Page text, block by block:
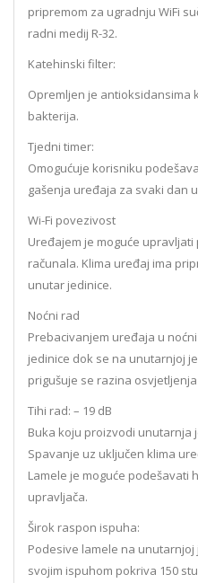
pripremom za ugradnju WiFi
radni medij R-32.
Katehinski filter:
Opremljen je antioksidansima
bakterija.
Tjedni timer:
Omogućuje korisniku
gašenja uređaja za svaki dan
Wi-Fi povezivost
Uređajem je moguće
računala. Klima uređaj ima
unutar jedinice.
Noćni rad
Prebacivanjem uređaja u
jedinice dok se na unutarnjoj
prigušuje se razina
Tihi rad: – 19 dB
Buka koju proizvodi unutarnja
Spavanje uz uključen klima
Lamele je moguće
upravljača.
Širok raspon ispuha:
Podesive lamele na
svojim ispuhom pokriva 150